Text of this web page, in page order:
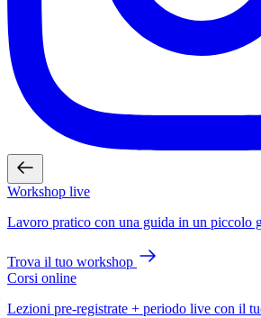
Workshop live
Lavoro pratico con una guida in un piccolo
Trova il tuo workshop
Corsi online
Lezioni pre-registrate + periodo live con il